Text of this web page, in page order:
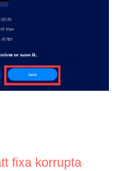
fixa korrupta